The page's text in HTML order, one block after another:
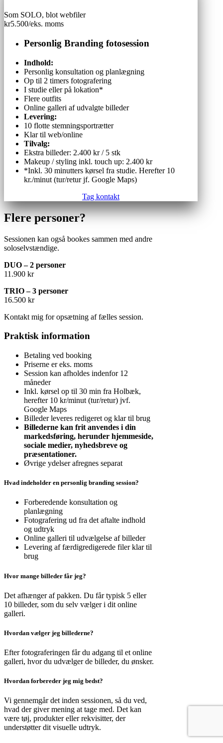
Som SOLO, blot webfiler
kr5.500/eks. moms
Personlig Branding fotosession
Indhold:
Personlig konsultation og planlægning
Op til 2 timers fotografering
I studie eller på lokation*
Flere outfits
Online galleri af udvalgte billeder
Levering:
10 flotte stemningsportrætter
Klar til web/online
Tilvalg:
Ekstra billeder: 2.400 kr / 5 stk
Makeup / styling inkl. touch up: 2.400 kr
*Inkl. 30 minutters kørsel fra studie. Herefter 10
kr./minut (tur/retur jf. Google Maps)
Tag kontakt
Flere personer?
Sessionen kan også bookes sammen med andre
soloselvstændige.
DUO – 2 personer
11.900 kr
TRIO – 3 personer
16.500 kr
Kontakt mig for opsætning af fælles session.
Praktisk information
Betaling ved booking
Priserne er eks. moms
Session kan afholdes indenfor 12
måneder
Inkl. kørsel op til 30 min fra Holbæk,
herefter 10 kr/minut (tur/retur) jvf.
Google Maps
Billeder leveres redigeret og klar til brug
Billederne kan frit anvendes i din
markedsføring, herunder hjemmeside,
sociale medier, nyhedsbreve og
præsentationer.
Øvrige ydelser afregnes separat
Hvad indeholder en personlig branding session?
Forberedende konsultation og
planlægning
Fotografering ud fra det aftalte indhold
og udtryk
Online galleri til udvælgelse af billeder
Levering af færdigredigerede filer klar til
brug
Hvor mange billeder får jeg?
Det afhænger af pakken. Du får typisk 5 eller
10 billeder, som du selv vælger i dit online
galleri.
Hvordan vælger jeg billederne?
Efter fotograferingen får du adgang til et online
galleri, hvor du udvælger de billeder, du ønsker.
Hvordan forbereder jeg mig bedst?
Vi gennemgår det inden sessionen, så du ved,
hvad der giver mening at tage med. Det kan
være tøj, produkter eller rekvisitter, der
understøtter dit visuelle udtryk.